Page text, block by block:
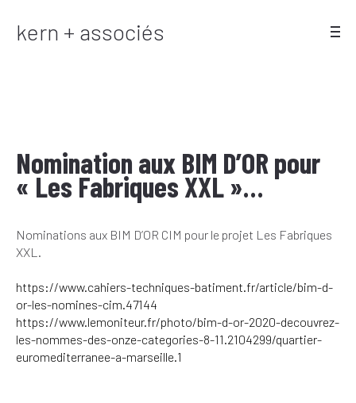
kern + associés
Nomination aux BIM D’OR pour
« Les Fabriques XXL »…
Nominations aux BIM D’OR CIM pour le projet Les Fabriques
XXL.
https://www.cahiers-techniques-batiment.fr/article/bim-d-
or-les-nomines-cim.47144
https://www.lemoniteur.fr/photo/bim-d-or-2020-decouvrez-
les-nommes-des-onze-categories-8-11.2104299/quartier-
euromediterranee-a-marseille.1